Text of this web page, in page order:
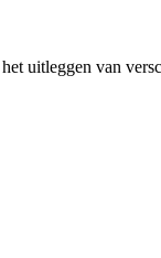
uitleggen van